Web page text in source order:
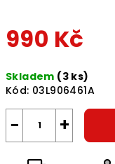
990 Kč
cena:
Skladem (3 ks)
Kód: 03L906461A
+
−